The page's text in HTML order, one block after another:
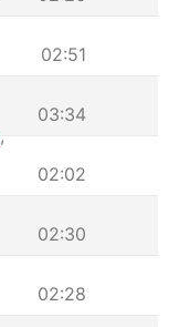
02:51
03:34
,
02:02
02:30
02:28